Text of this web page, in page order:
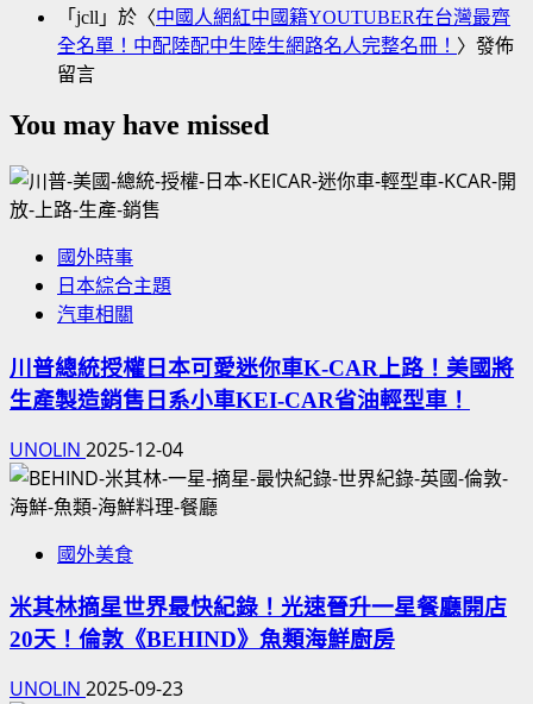
「 jcll 」於〈中國人網紅中國籍YOUTUBER在台灣最齊
全名單！中配陸配中生陸生網路名人完整名冊！ 〉發佈
留言
You may have missed
國外時事
日本綜合主題
汽車相關
川普總統授權日本可愛迷你車K-CAR上路！美國將
生產製造銷售日系小車KEI-CAR省油輕型車！
UNOLIN 2025-12-04
國外美食
米其林摘星世界最快紀錄！光速晉升一星餐廳開店
20天！倫敦《BEHIND》魚類海鮮廚房
UNOLIN 2025-09-23